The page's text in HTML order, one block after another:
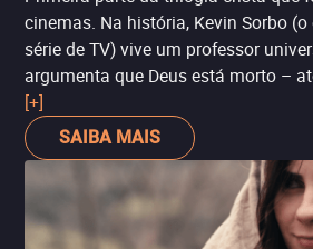
cinemas. Na história, Kevin Sorbo
série de TV) vive um professor
argumenta que Deus está morto –
aluno que acredita na existência de
disposto a provar que está certo. A
metragem apresenta histórias de fé
provando o ponto do aluno. O
rosto conhecido do público: o de
Superman na série dos anos 1990.
[+]
SAIBA MAIS